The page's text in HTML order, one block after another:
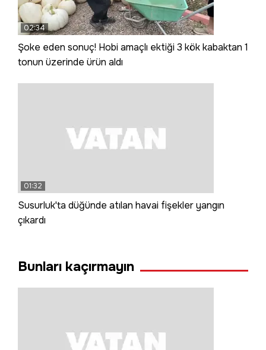
02:34
Şoke eden sonuç! Hobi amaçlı ektiği 3 kök kabaktan 1
tonun üzerinde ürün aldı
01:32
Susurluk'ta düğünde atılan havai fişekler yangın
çıkardı
Bunları kaçırmayın